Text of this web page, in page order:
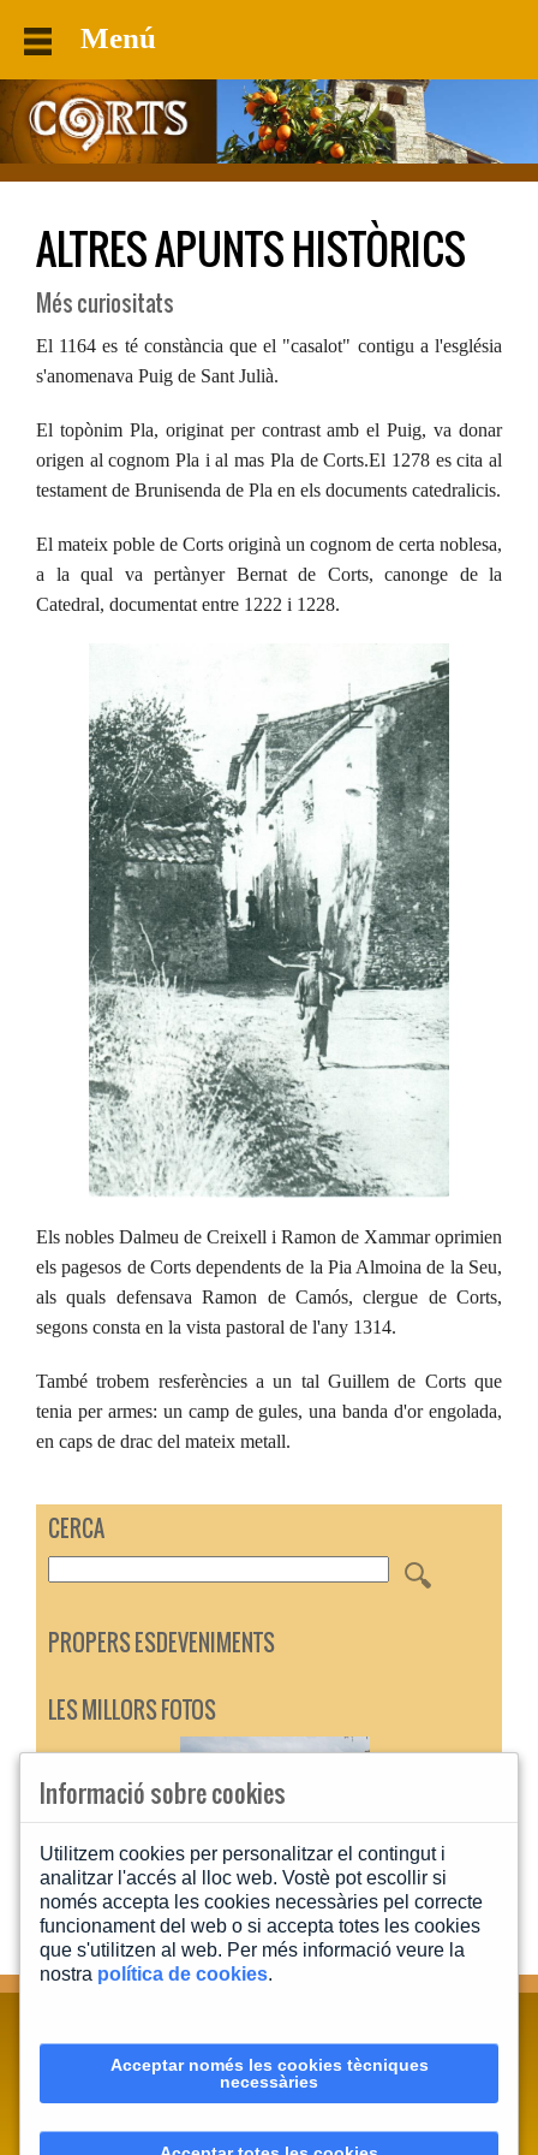
Menú
ALTRES APUNTS HISTÒRICS
Més curiositats
El 1164 es té constància que el "casalot" contigu a l'església
s'anomenava Puig de Sant Julià.
El topònim Pla, originat per contrast amb el Puig, va donar
origen al cognom Pla i al mas Pla de Corts.El 1278 es cita al
testament de Brunisenda de Pla en els documents catedralicis.
El mateix poble de Corts originà un cognom de certa noblesa,
a la qual va pertànyer Bernat de Corts, canonge de la
Catedral, documentat entre 1222 i 1228.
Els nobles Dalmeu de Creixell i Ramon de Xammar oprimien
els pagesos de Corts dependents de la Pia Almoina de la Seu,
als quals defensava Ramon de Camós, clergue de Corts,
segons consta en la vista pastoral de l'any 1314.
També trobem resferències a un tal Guillem de Corts que
tenia per armes: un camp de gules, una banda d'or engolada,
en caps de drac del mateix metall.
CERCA
PROPERS ESDEVENIMENTS
LES MILLORS FOTOS
CONTACTA'NS MAPA WEB
INFORMACIÓ LEGAL
POLÍTICA DE COOKIES
Informació sobre cookies
Utilitzem cookies per personalitzar el contingut i
analitzar l'accés al lloc web. Vostè pot escollir si
només accepta les cookies necessàries pel correcte
funcionament del web o si accepta totes les cookies
que s'utilitzen al web. Per més informació veure la
nostra política de cookies.
Acceptar només les cookies tècniques
necessàries